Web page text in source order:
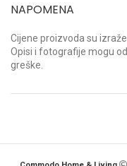
NAPOMENA
Cijene proizvoda su
Opisi i fotografije mogu
greške.